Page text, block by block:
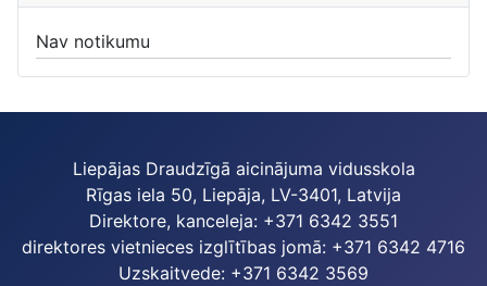
Nav notikumu
Liepājas Draudzīgā aicinājuma vidusskola
Rīgas iela 50, Liepāja, LV-3401, Latvija
Direktore, kanceleja: +371 6342 3551
direktores vietnieces izglītības jomā: +371 6342 4716
Uzskaitvede: +371 6342 3569